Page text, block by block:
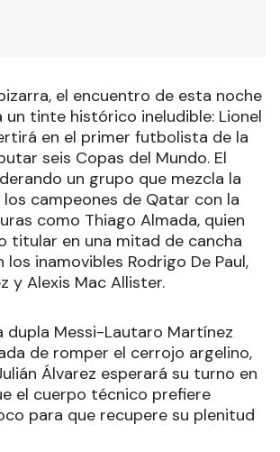
el encuentro de esta noche
un tinte histórico ineludible: Lionel
en el primer futbolista de la
seis Copas del Mundo. El
un grupo que mezcla la
campeones de Qatar con la
como Thiago Almada, quien
titular en una mitad de cancha
inamovibles Rodrigo De Paul,
y Alexis Mac Allister.
dupla Messi-Lautaro Martínez
de romper el cerrojo argelino,
Álvarez esperará su turno en
el cuerpo técnico prefiere
para que recupere su plenitud